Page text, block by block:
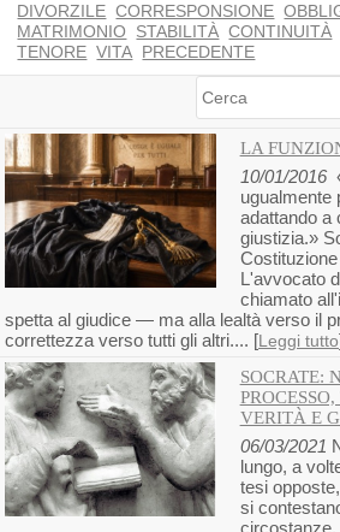
DIVORZILE CORRESPONSIONE
MATRIMONIO
STABILITÀ CONTINUITÀ
TENORE VITA PRECEDENTE
Cerca
LA
10/01/2016
ugualmente
adattando a
giustizia.»
L'avvocato
chiamato
spetta al giudice — ma alla lealtà verso il
correttezza verso tutti gli altri.... [Leggi tutto
SOCRATE:
VERITÀ E
06/03/2021
lungo, a
tesi
si
circostanze.